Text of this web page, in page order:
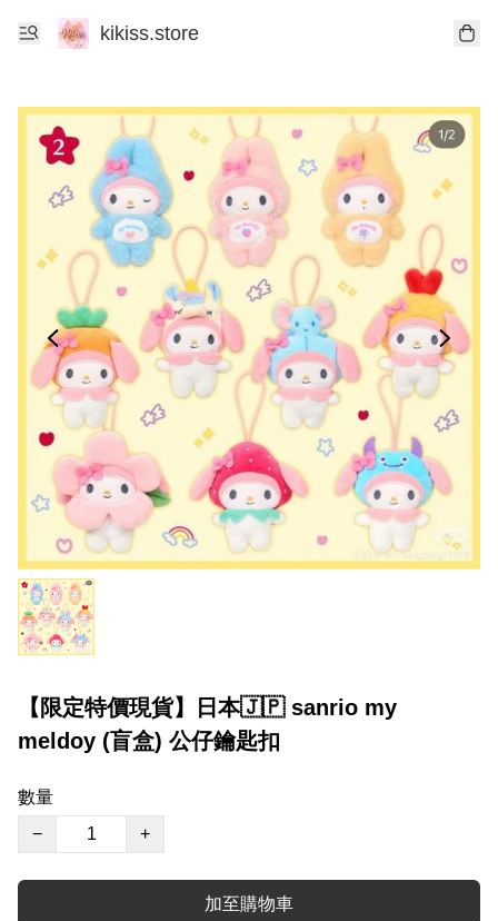
kikiss.store
【限定特價現貨】日本🇯🇵 sanrio my
meldoy (盲盒) 公仔鑰匙扣
數量
−
+
加至購物車